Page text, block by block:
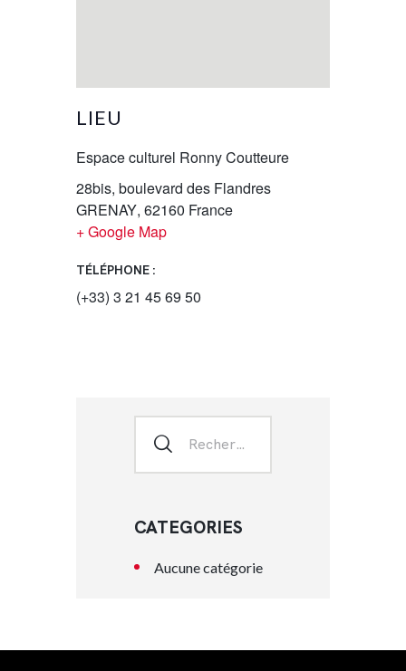
LIEU
Espace culturel Ronny Coutteure
28bis, boulevard des Flandres
GRENAY, 62160 France
+ Google Map
TÉLÉPHONE :
(+33) 3 21 45 69 50
CATEGORIES
Aucune catégorie